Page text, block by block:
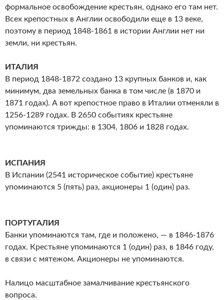
формальное освобождение крестьян, однако его там нет.
Всех крепостных в Англии освободили еще в 13 веке,
поэтому в период 1848-1861 в истории Англии нет ни
земли, ни крестьян.
ИТАЛИЯ
В период 1848-1872 создано 13 крупных банков и, как
минимум, два земельных банка в том числе (в 1870 и
1871 годах). А вот крепостное право в Италии отменяли в
1256-1289 годах. В 2650 событиях крестьяне
упоминаются трижды: в 1304, 1806 и 1828 годах.
ИСПАНИЯ
В Испании (2541 историческое событие) крестьяне
упоминаются 5 (пять) раз, акционеры 1 (один) раз.
ПОРТУГАЛИЯ
Банки упоминаются там, где и положено, — в 1846-1876
годах. Крестьяне упоминаются 1 (один) раз, в 1846 году,
в связи с мятежом. Акционеры не упоминаются.
Налицо масштабное замалчивание крестьянского
вопроса.